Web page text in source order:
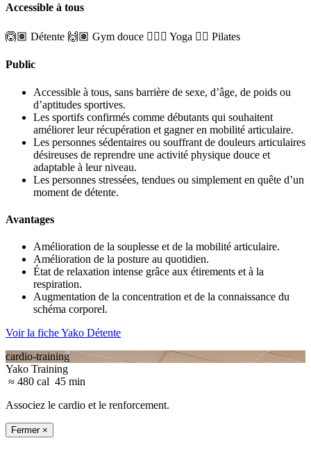
Accessible à tous
🙆🏽 Détente 🙌🏽 Gym douce 🧘🏼‍♂️ Yoga 🤸‍♀️ Pilates
Public
Accessible à tous, sans barrière de sexe, d’âge, de poids ou
d’aptitudes sportives.
Les sportifs confirmés comme débutants qui souhaitent
améliorer leur récupération et gagner en mobilité articulaire.
Les personnes sédentaires ou souffrant de douleurs articulaires
désireuses de reprendre une activité physique douce et
adaptable à leur niveau.
Les personnes stressées, tendues ou simplement en quête d’un
moment de détente.
Avantages
Amélioration de la souplesse et de la mobilité articulaire.
Amélioration de la posture au quotidien.
État de relaxation intense grâce aux étirements et à la
respiration.
Augmentation de la concentration et de la connaissance du
schéma corporel.
Voir la fiche Yako Détente
cardio-training
Yako Training
≈ 480 cal 45 min
Associez le cardio et le renforcement.
Fermer ×